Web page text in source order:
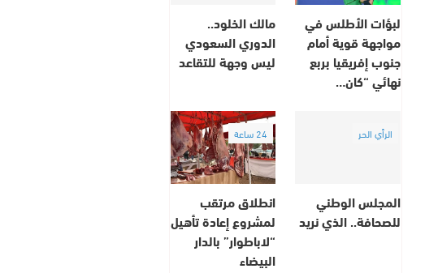
لبؤات الأطلس في
مواجهة قوية أمام
جنوب إفريقيا بربع
نهائي “كان…
مالك الخلود..
الدوري السعودي
ليس وجهة للتقاعد
الرأي الحر
المجلس الوطني
للصحافة.. الذي نريد
24 ساعة
انطلاق مرتقب
لمشروع إعادة تأهيل
“لاباطوار” بالدار
البيضاء